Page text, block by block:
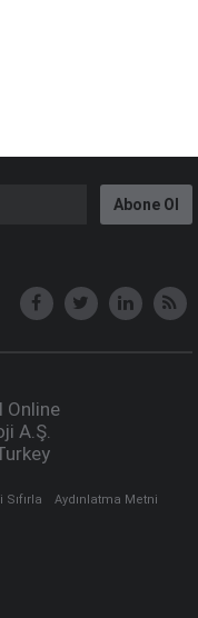
Abone Ol
Online
A.Ş.
Sıfırla
Aydınlatma Metni